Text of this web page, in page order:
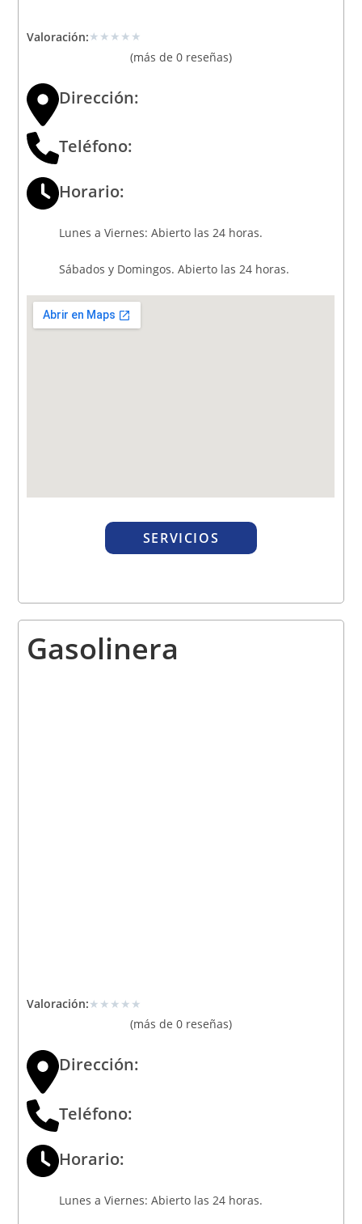
Valoración:★ ★ ★ ★ ★
(más de 0 reseñas)
Dirección:
Teléfono:
Horario:
Lunes a Viernes: Abierto las 24 horas.
Sábados y Domingos. Abierto las 24 horas.
SERVICIOS
Gasolinera
Valoración:★ ★ ★ ★ ★
(más de 0 reseñas)
Dirección:
Teléfono:
Horario:
Lunes a Viernes: Abierto las 24 horas.